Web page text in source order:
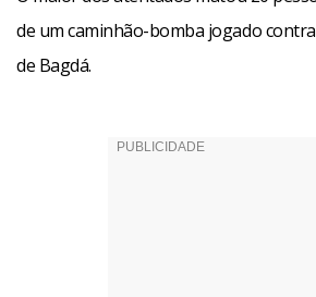
de um caminhão-bomba jogado
de Bagdá.